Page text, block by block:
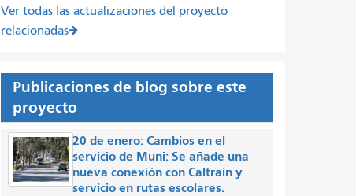
Ver todas las actualizaciones del proyecto
relacionadas
Publicaciones de blog sobre este
proyecto
20 de enero: Cambios en el
servicio de Muni: Se añade una
nueva conexión con Caltrain y
servicio en rutas escolares.